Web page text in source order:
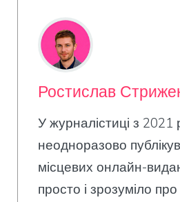
Ростислав
У журналістиці з 2021
неодноразово
місцевих онлайн-
просто і зрозуміло